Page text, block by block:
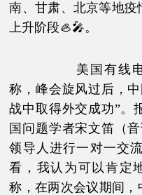
南、甘肃、北京等地
上升阶段🦪🎤。
美国有线电视
称，峰会旋风过后，
战中取得外交成功”。
国问题学者宋文笛（
领导人进行一对一交
看，我认为可以肯定
称，在两次会议期间，